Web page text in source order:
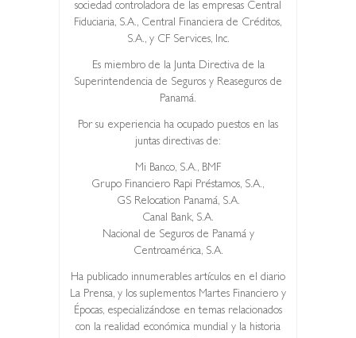
sociedad controladora de las empresas Central
Fiduciaria, S.A., Central Financiera de Créditos,
S.A., y CF Services, Inc.
Es miembro de la Junta Directiva de la
Superintendencia de Seguros y Reaseguros de
Panamá.
Por su experiencia ha ocupado puestos en las
juntas directivas de:
Mi Banco, S.A., BMF
Grupo Financiero Rapi Préstamos, S.A.,
GS Relocation Panamá, S.A.
Canal Bank, S.A.
Nacional de Seguros de Panamá y
Centroamérica, S.A.
Ha publicado innumerables artículos en el diario
La Prensa, y los suplementos Martes Financiero y
Épocas, especializándose en temas relacionados
con la realidad económica mundial y la historia